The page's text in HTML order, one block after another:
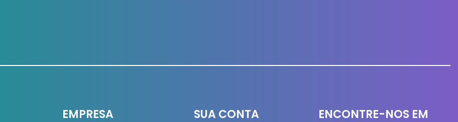
EMPRESA SUA CONTA ENCONTRE-NOS EM